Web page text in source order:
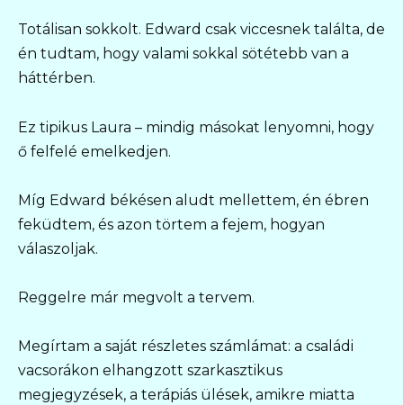
Totálisan sokkolt. Edward csak viccesnek találta, de
én tudtam, hogy valami sokkal sötétebb van a
háttérben.
Ez tipikus Laura – mindig másokat lenyomni, hogy
ő felfelé emelkedjen.
Míg Edward békésen aludt mellettem, én ébren
feküdtem, és azon törtem a fejem, hogyan
válaszoljak.
Reggelre már megvolt a tervem.
Megírtam a saját részletes számlámat: a családi
vacsorákon elhangzott szarkasztikus
megjegyzések, a terápiás ülések, amikre miatta